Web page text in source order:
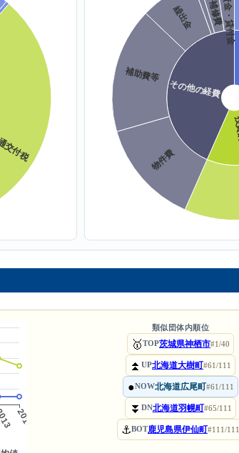
類似団体内順位
🥇TOP茨城県神栖市#1/40
⏫ UP北海道大樹町#61/111
●NOW北海道広尾町#61/111
⏬ DN北海道羽幌町#65/111
⚓BOT鹿児島県伊仙町#111/111